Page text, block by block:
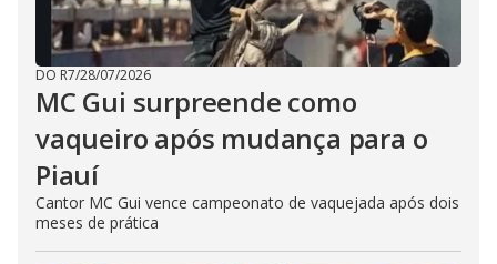
DO R7/28/07/2026
MC Gui surpreende como
vaqueiro após mudança para o
Piauí
Cantor MC Gui vence campeonato de vaquejada após dois
meses de prática